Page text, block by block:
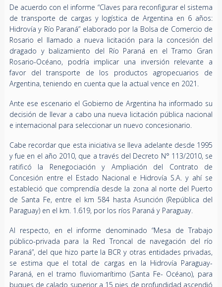
De acuerdo con el informe “Claves para reconfigurar el sistema
de transporte de cargas y logística de Argentina en 6 años:
Hidrovía y Río Paraná” elaborado por la Bolsa de Comercio de
Rosario el llamado a nueva licitación para la concesión del
dragado y balizamiento del Río Paraná en el Tramo Gran
Rosario-Océano, podría implicar una inversión relevante a
favor del transporte de los productos agropecuarios de
Argentina, teniendo en cuenta que la actual vence en 2021.
Ante ese escenario el Gobierno de Argentina ha informado su
decisión de llevar a cabo una nueva licitación pública nacional
e internacional para seleccionar un nuevo concesionario.
Cabe recordar que esta iniciativa se lleva adelante desde 1995
y fue en el año 2010, que a través del Decreto N° 113/2010, se
ratificó la Renegociación y Ampliación del Contrato de
Concesión entre el Estado Nacional e Hidrovía S.A. y ahí se
estableció que comprendía desde la zona al norte del Puerto
de Santa Fe, entre el km 584 hasta Asunción (República del
Paraguay) en el km. 1.619, por los ríos Paraná y Paraguay.
Al respecto, en el informe denominado “Mesa de Trabajo
público-privada para la Red Troncal de navegación del río
Paraná”, del que hizo parte la BCR y otras entidades privadas,
se estima que el total de cargas en la Hidrovía Paraguay-
Paraná, en el tramo fluviomarítimo (Santa Fe- Océano), para
buques de calado superior a 15 pies de profundidad ascendió